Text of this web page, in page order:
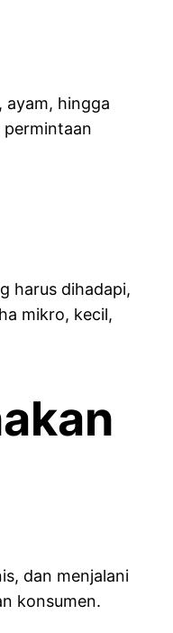
ayam, hingga
permintaan
harus dihadapi,
mikro, kecil,
dan menjalani
konsumen.